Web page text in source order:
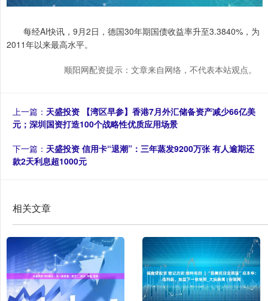
每经AI快讯，9月2日，德国30年期国债收益率升至3.3840%，为
2011年以来最高水平。
顺阳网配资提示：文章来自网络，不代表本站观点。
上一篇： 天盛投资 【湾区早参】香港7月外汇储备资产减少66亿美
元；深圳国资打造100个战略性优质应用场景
下一篇： 天盛投资 信用卡“退潮”：三年蒸发9200万张 有人逾期还
款2天利息超1000元
相关文章